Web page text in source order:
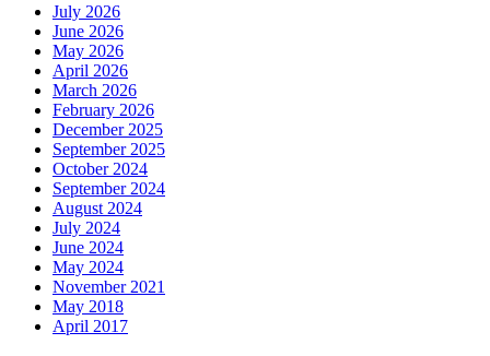
July 2026
June 2026
May 2026
April 2026
March 2026
February 2026
December 2025
September 2025
October 2024
September 2024
August 2024
July 2024
June 2024
May 2024
November 2021
May 2018
April 2017